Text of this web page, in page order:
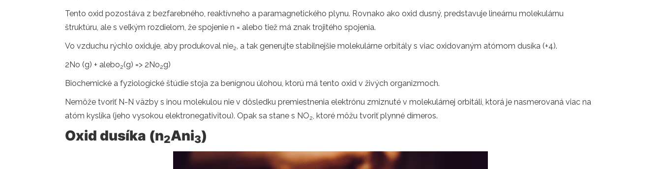
Tento oxid pozostáva z bezfarebného, ​​reaktívneho a paramagnetického plynu. Rovnako ako oxid dusný, predstavuje lineárnu molekulárnu
štruktúru, ale s veľkým rozdielom, že spojenie n = alebo tiež má znak trojitého spojenia.
Vo vzduchu rýchlo oxiduje, aby produkoval nie2, a tak generujte stabilnejšie molekulárne orbitály s viac oxidovaným atómom dusíka (+4).
2No (g) + alebo2(g) => 2No2g)
Biochemické a fyziologické štúdie stoja za benígnou úlohou, ktorú má tento oxid v živých organizmoch.
Nemôže tvoriť N-N väzby s inou molekulou nie v dôsledku premiestnenia elektrónu zmiznuté v molekulárnej orbitáli, ktorá je nasmerovaná viac na
atóm kyslíka (jeho vysokou elektronegativitou). Opak sa stane s NO2, ktoré môžu tvoriť plynné dímeros.
Oxid dusíka (n2Ani3)